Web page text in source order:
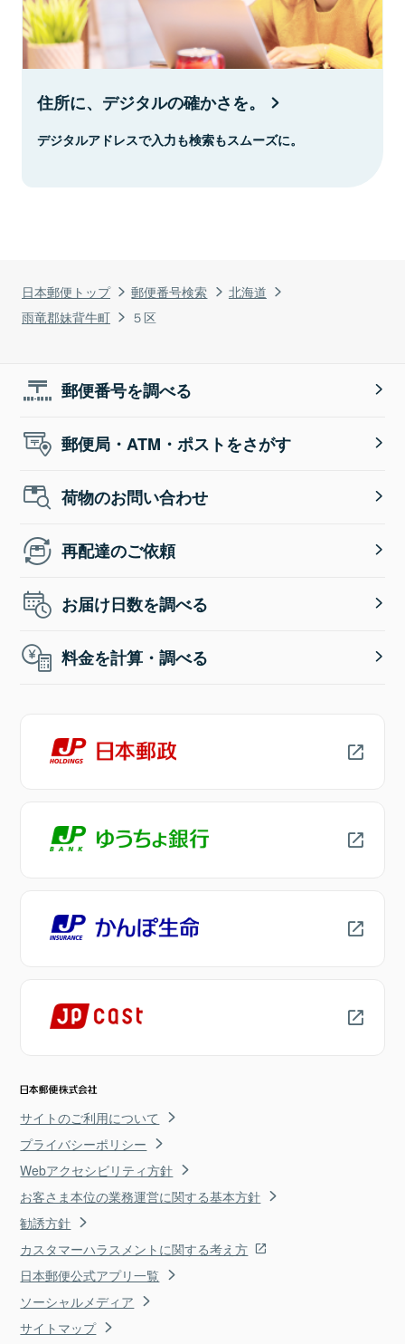
日本郵便トップ 郵便番号検索
北海道
雨竜郡妹背牛町
５区
住所に、デジタルの確かさを。
デジタルアドレスで入力も検索もスムーズに。
郵便番号を調べる
郵便局・ATM・ポストをさがす
荷物のお問い合わせ
再配達のご依頼
お届け日数を調べる
料金を計算・調べる
サイトのご利用について
プライバシーポリシー
Webアクセシビリティ方針
お客さま本位の業務運営に関する基本方針
勧誘方針
カスタマーハラスメントに関する考え方
日本郵便公式アプリ一覧
ソーシャルメディア
サイトマップ